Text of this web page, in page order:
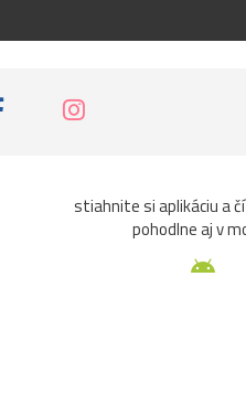
stiahnite si aplikáciu a
pohodlne aj v